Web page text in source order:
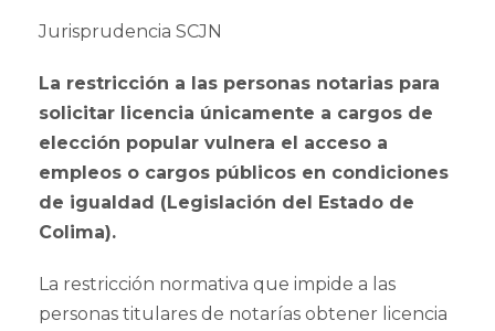
Jurisprudencia SCJN
La restricción a las personas notarias para
solicitar licencia únicamente a cargos de
elección popular vulnera el acceso a
empleos o cargos públicos en condiciones
de igualdad (Legislación del Estado de
Colima).
La restricción normativa que impide a las
personas titulares de notarías obtener licencia